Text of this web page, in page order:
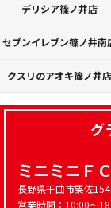
デリシア篠ノ井店
セブンイレブン篠ノ井南
クスリのアオキ篠ノ井店
グ
ミニミニＦ
長野県千曲市粟佐
営業時間：10:00～